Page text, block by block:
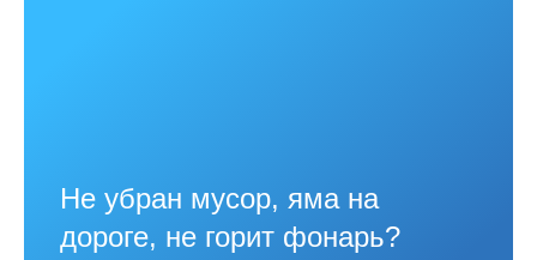
Не убран мусор, яма на
дороге, не горит фонарь?